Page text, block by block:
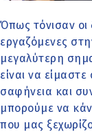
Όπως τόνισαν
εργαζόμενες
μεγαλύτερη
είναι να
σαφήνεια και
μπορούμε να
που μας